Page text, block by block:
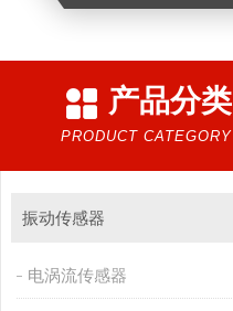
产品分类
PRODUCT CATEGORY
振动传感器
电涡流传感器